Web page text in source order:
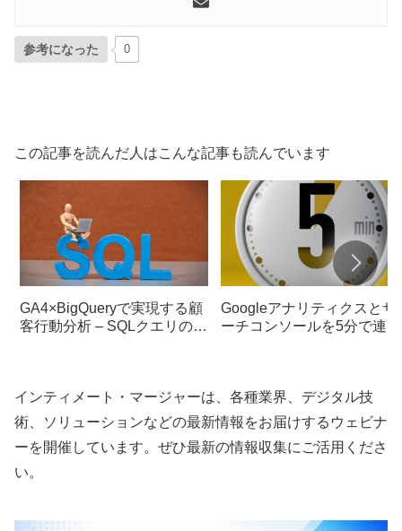
参考になった 0
この記事を読んだ人はこんな記事も読んでいます
GA4×BigQueryで実現する顧
客行動分析 – SQLクエリの実
Googleアナリティクスとサ
ーチコンソールを5分で連携
インティメート・マージャーは、各種業界、デジタル技
術、ソリューションなどの最新情報をお届けするウェビナ
ーを開催しています。ぜひ最新の情報収集にご活用くださ
い。